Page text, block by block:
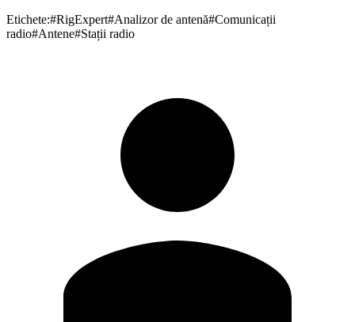
Etichete:#RigExpert#Analizor de antenă#Comunicații
radio#Antene#Stații radio